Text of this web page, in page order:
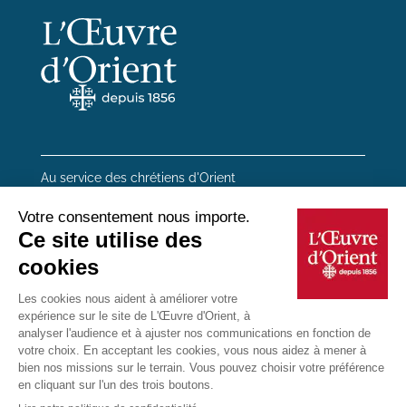
Au service des chrétiens d'Orient
20 rue du Regard 75006 Paris
Mentions Légales